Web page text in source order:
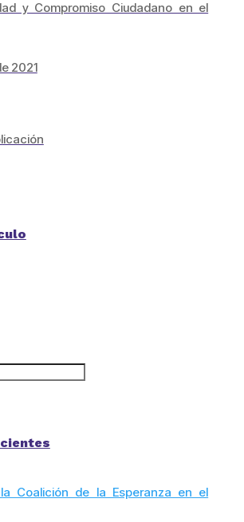
y Compromiso Ciudadano en el
2021
Coalición de la Esperanza en el